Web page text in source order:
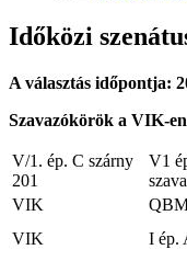
Időközi
A választás időpontja:
Szavazókörök a VIK-
V/1. ép. C szárny
201
V1
VIK
VIK
I ép.